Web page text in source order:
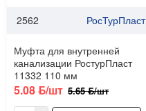
2562 РосТурПласт
Муфта для внутренней
канализации РостурПласт
11332 110 мм
5.08 ƃ/шт 5.65 ƃ/шт